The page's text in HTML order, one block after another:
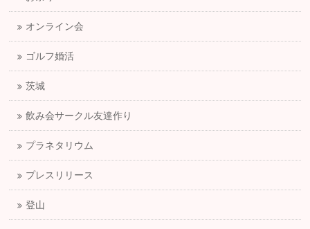
オンライン会
ゴルフ婚活
茨城
飲み会サークル友達作り
プラネタリウム
プレスリリース
登山